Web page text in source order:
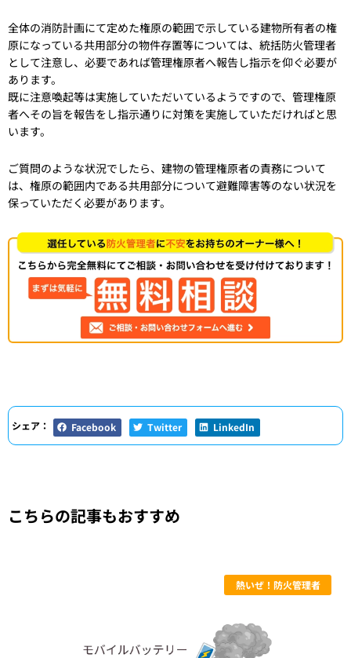
全体の消防計画にて定めた権原の範囲で示している建物所有者の権
原になっている共用部分の物件存置等については、統括防火管理者
として注意し、必要であれば管理権原者へ報告し指示を仰ぐ必要が
あります。
既に注意喚起等は実施していただいているようですので、管理権原
者へその旨を報告をし指示通りに対策を実施していただければと思
います。
ご質問のような状況でしたら、建物の管理権原者の責務について
は、権原の範囲内である共用部分について避難障害等のない状況を
保っていただく必要があります。
シェア： Facebook Twitter LinkedIn
こちらの記事もおすすめ
熱いぜ！防火管理者